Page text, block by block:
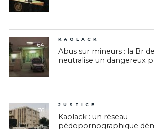
64
KAOLACK
Abus sur mineurs : la Br
neutralise un dangereux
76
JUSTICE
Kaolack : un réseau
pédopornographique